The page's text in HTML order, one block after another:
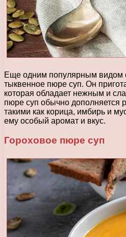
Еще одним популярным видом
тыквенное пюре суп. Он
которая обладает нежным и
пюре суп обычно дополняется
такими как корица, имбирь и
ему особый аромат и вкус.
Гороховое пюре суп